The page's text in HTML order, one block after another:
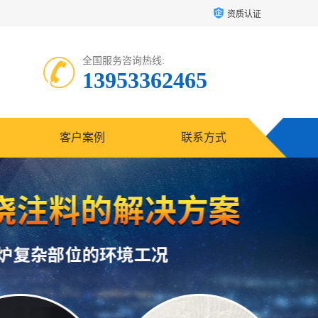
资质认证
全国服务咨询热线:
13953362465
客户案例 联系方式